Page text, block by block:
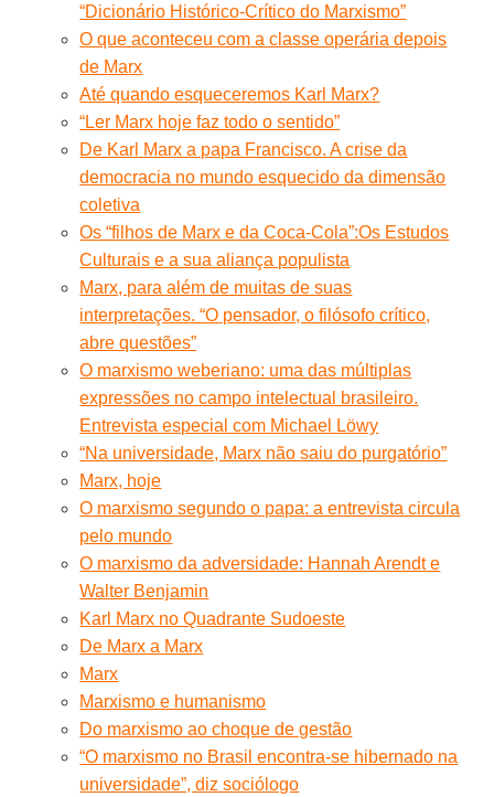
“Dicionário Histórico-Crítico do Marxismo”
O que aconteceu com a classe operária depois
de Marx
Até quando esqueceremos Karl Marx?
“Ler Marx hoje faz todo o sentido”
De Karl Marx a papa Francisco. A crise da
democracia no mundo esquecido da dimensão
coletiva
Os “filhos de Marx e da Coca-Cola”:Os Estudos
Culturais e a sua aliança populista
Marx, para além de muitas de suas
interpretações. “O pensador, o filósofo crítico,
abre questões”
O marxismo weberiano: uma das múltiplas
expressões no campo intelectual brasileiro.
Entrevista especial com Michael Löwy
“Na universidade, Marx não saiu do purgatório”
Marx, hoje
O marxismo segundo o papa: a entrevista circula
pelo mundo
O marxismo da adversidade: Hannah Arendt e
Walter Benjamin
Karl Marx no Quadrante Sudoeste
De Marx a Marx
Marx
Marxismo e humanismo
Do marxismo ao choque de gestão
“O marxismo no Brasil encontra-se hibernado na
universidade”, diz sociólogo